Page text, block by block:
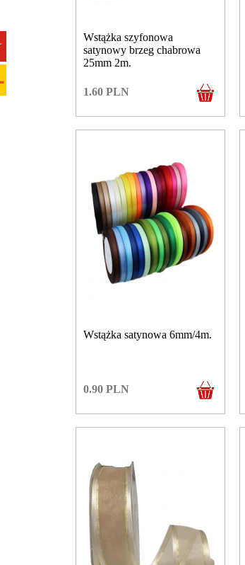
Wstążka szyfonowa
satynowy brzeg chabrowa
25mm 2m.
1.60 PLN
Wstążka satynowa 6mm/4m.
0.90 PLN